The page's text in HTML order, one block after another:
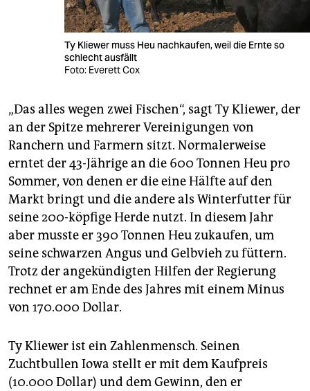
Ty Kliewer muss Heu nachkaufen, weil die Ernte so
schlecht ausfällt
Foto: Everett Cox
„Das alles wegen zwei Fischen“, sagt Ty ­Kliewer, der
an der Spitze mehrerer Vereinigungen von
Ranchern und Farmern sitzt. Normalerweise
erntet der 43-Jährige an die 600 Tonnen Heu pro
Sommer, von denen er die eine Hälfte auf den
Markt bringt und die andere als Winterfutter für
seine 200-köpfige Herde nutzt. In diesem Jahr
aber musste er 390 Tonnen Heu zukaufen, um
seine schwarzen Angus und Gelbvieh zu füttern.
Trotz der angekündigten Hilfen der Regierung
rechnet er am Ende des Jahres mit einem Minus
von 170.000 Dollar.
Ty Kliewer ist ein Zahlenmensch. Seinen
Zuchtbullen Iowa stellt er mit dem Kaufpreis
(10.000 Dollar) und dem Gewinn, den er